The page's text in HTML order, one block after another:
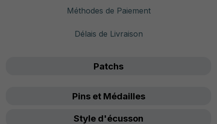
Méthodes de Paiement
Délais de Livraison
Patchs
Pins et Médailles
Style d'écusson